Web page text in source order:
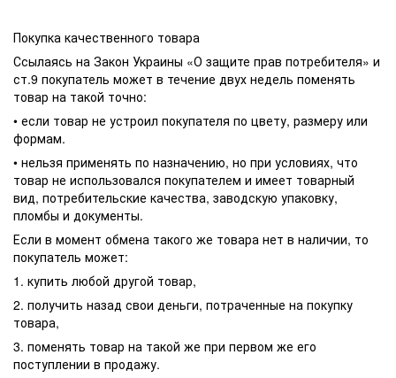
Покупка качественного товара
Ссылаясь на Закон Украины «О защите прав потребителя» и
ст.9 покупатель может в течение двух недель поменять
товар на такой точно:
• если товар не устроил покупателя по цвету, размеру или
формам.
• нельзя применять по назначению, но при условиях, что
товар не использовался покупателем и имеет товарный
вид, потребительские качества, заводскую упаковку,
пломбы и документы.
Если в момент обмена такого же товара нет в наличии, то
покупатель может:
1. купить любой другой товар,
2. получить назад свои деньги, потраченные на покупку
товара,
3. поменять товар на такой же при первом же его
поступлении в продажу.